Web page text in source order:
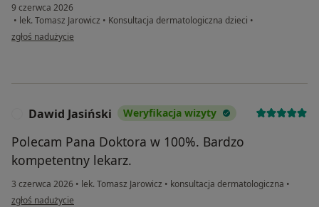
9 czerwca 2026
• lek. Tomasz Jarowicz • Konsultacja dermatologiczna dzieci •
w opinii użytkownika Agnieszka
zgłoś nadużycie
Dawid Jasiński Weryfikacja wizyty
Polecam Pana Doktora w 100%. Bardzo
kompetentny lekarz.
3 czerwca 2026 • lek. Tomasz Jarowicz • konsultacja dermatologiczna •
w opinii użytkownika Dawid Jasiński
zgłoś nadużycie